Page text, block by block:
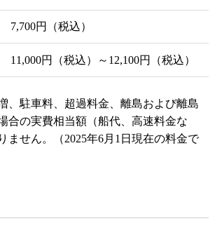
7,700円（税込）
11,000円（税込）～12,100円（税込）
、駐車料、超過料金、離島および離島
合の実費相当額（船代、高速料金な
ません。（2025年6月1日現在の料金で